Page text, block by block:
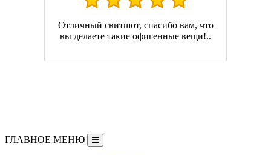
Отличный свитшот, спасибо вам, что
вы делаете такие офигенные вещи!..
ГЛАВНОЕ МЕНЮ